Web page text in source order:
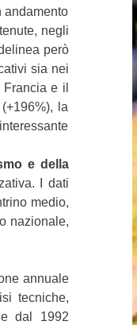
andamento
negli
però
sia nei
e il
la
e della
I dati
medio,
nazionale,
annuale
tecniche,
dal 1992